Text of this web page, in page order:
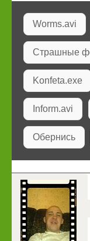
Worms.avi
Страшные
Konfeta.exe
Inform.avi
Обернись